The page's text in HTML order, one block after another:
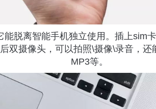
能脱离智能手机独立使用。插上sim
双摄像头，可以拍照\摄像\录音，还
MP3等。